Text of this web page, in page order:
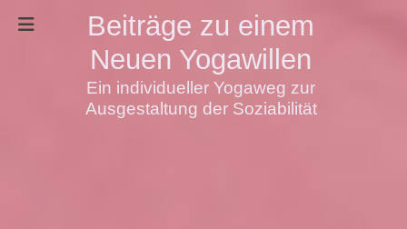
Beiträge zu einem
Neuen Yogawillen
Ein individueller Yogaweg zur
Ausgestaltung der Soziabilität